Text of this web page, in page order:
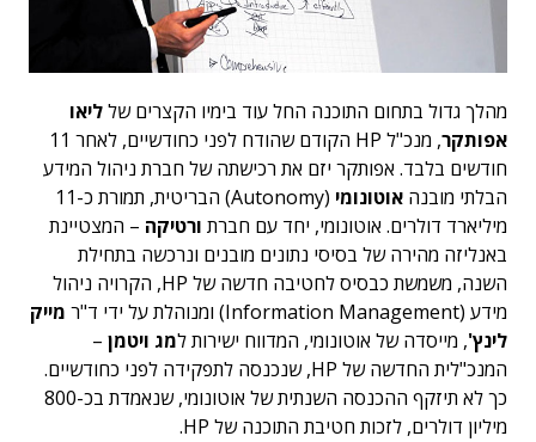
מהלך גדול בתחום התוכנה החל עוד בימיו הקצרים שלליאו
אפותקר
, מנכ"ל HP הקודם שהודח לפני כחודשיים, לאחר 11
חודשים בלבד. אפותקר יזם את רכישתה של חברת ניהול המידע
הבלתי מובנה אוטונומי
(Autonomy) הבריטית, תמורת כ-11
מיליארד דולרים. אוטונומי, יחד עם חברת ורטיקה – המצטיינת
באנליזה מהירה של בסיסי נתונים מובנים ונרכשה בתחילת
השנה, משמשת כבסיס לחטיבה חדשה של HP, הקרויה ניהול
מידע (Information Management) ומנוהלת על ידי ד"ר
מייק
לינץ', מייסדה של אוטונומי, המדווח ישירות למג ויטמן –
המנכ"לית החדשה של HP, שנכנסה לתפקידה לפני כחודשיים.
כך לא תיזקף ההכנסה השנתית של אוטונומי, שנאמדת בכ-800
מיליון דולרים, לזכות חטיבת התוכנה של HP.